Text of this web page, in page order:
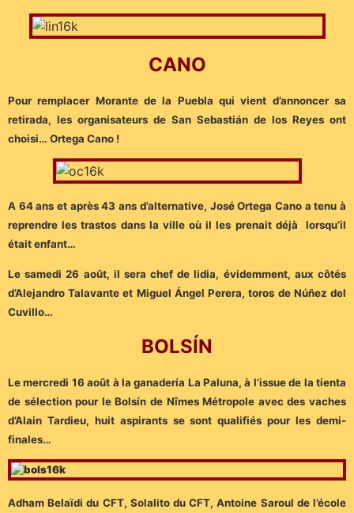
CANO
Pour remplacer Morante de la Puebla qui vient d’annoncer sa
retirada, les organisateurs de San Sebastián de los Reyes ont
choisi… Ortega Cano !
A 64 ans et après 43 ans d’alternative, José Ortega Cano a tenu à
reprendre les trastos dans la ville où il les prenait déjà lorsqu’il
était enfant…
Le samedi 26 août, il sera chef de lidia, évidemment, aux côtés
d’Alejandro Talavante et Miguel Ángel Perera, toros de Núñez del
Cuvillo…
BOLSÍN
Le mercredi 16 août à la ganadería La Paluna, à l’issue de la tienta
de sélection pour le Bolsín de Nîmes Métropole avec des vaches
d’Alain Tardieu, huit aspirants se sont qualifiés pour les demi-
finales…
Adham Belaïdi du CFT, Solalito du CFT, Antoine Saroul de l’école